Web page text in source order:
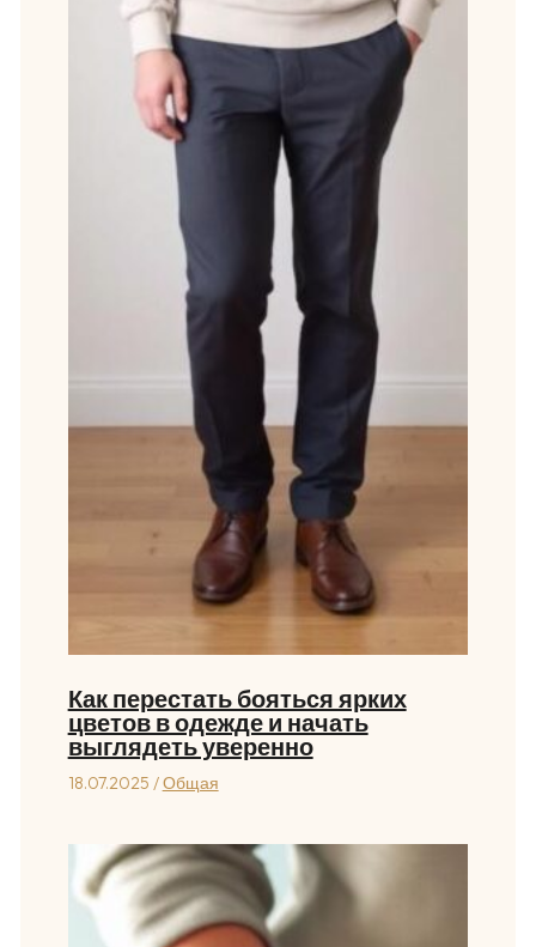
Как перестать бояться ярких
цветов в одежде и начать
выглядеть уверенно
18.07.2025 /Общая